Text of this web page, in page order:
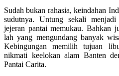
Sudah bukan rahasia, keindahan
sudutnya. Untung sekali
jejeran pantai memukau. Bahkan
lah yang mengundang banyak
Kebingungan memilih tujuan
nikmati keelokan alam Banten
Pantai Carita.